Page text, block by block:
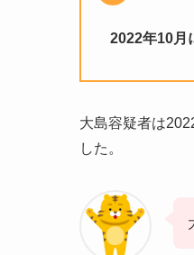
2022年10月
大島容疑者は
した。